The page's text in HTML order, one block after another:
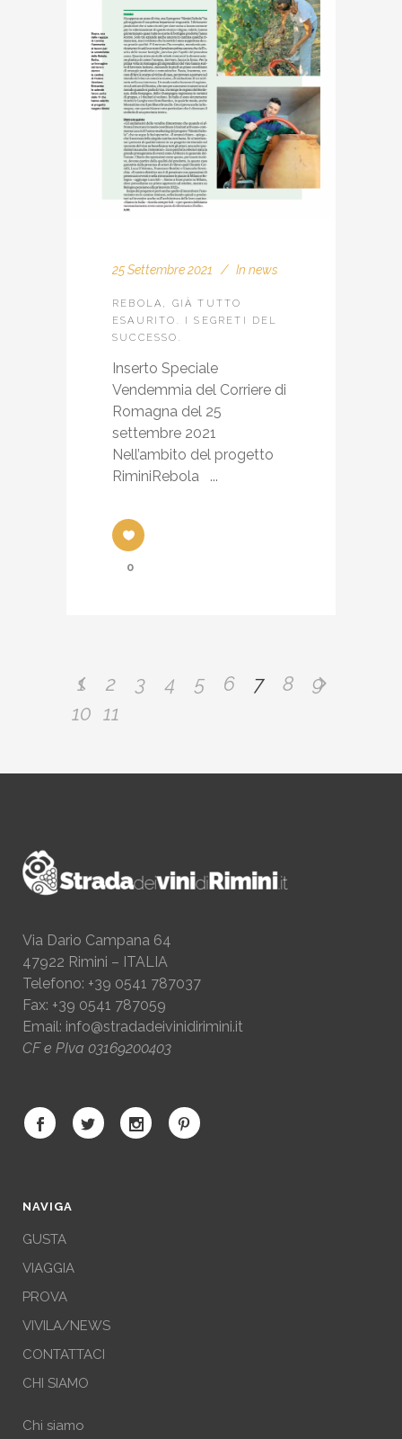
25 Settembre 2021 In news
REBOLA, GIÀ TUTTO
ESAURITO. I SEGRETI DEL
SUCCESSO.
Inserto Speciale
Vendemmia del Corriere di
Romagna del 25
settembre 2021
Nell’ambito del progetto
RiminiRebola ...
0
1 2 3 4 5 6 7 8
9
10 11
Via Dario Campana 64
47922 Rimini – ITALIA
Telefono: +39 0541 787037
Fax: +39 0541 787059
Email: info@stradadeivinidirimini.it
CF e PIva 03169200403
NAVIGA
GUSTA
VIAGGIA
PROVA
VIVILA/NEWS
CONTATTACI
CHI SIAMO
Chi siamo